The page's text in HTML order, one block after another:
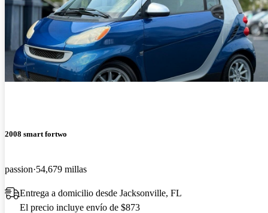
2008 smart fortwo
passion 54,679 millas
Entrega a domicilio desde Jacksonville, FL
El precio incluye envío de $873